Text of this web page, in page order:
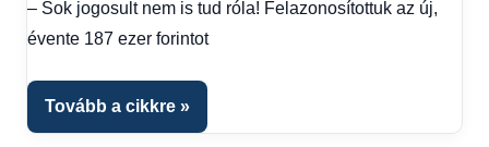
Hírek,
– Sok jogosult nem is tud róla! Felazonosítottuk az új,
évente 187 ezer forintot
Tovább a cikkre